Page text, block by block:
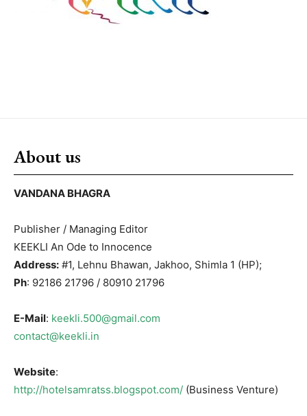
About us
VANDANA BHAGRA
Publisher / Managing Editor
KEEKLI An Ode to Innocence
Address: #1, Lehnu Bhawan, Jakhoo, Shimla 1 (HP);
Ph: 92186 21796 / 80910 21796
E-Mail: keekli.500@gmail.com
contact@keekli.in
Website:
http://hotelsamratss.blogspot.com/ (Business Venture)